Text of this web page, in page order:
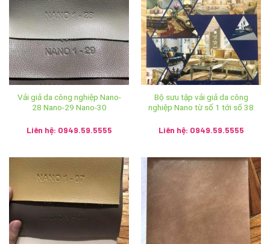
1. Thăm trực tiếp show room và cửa hàng:
Hệ thống Ánh vải giả da
Phone: 024 3928 6052 / 024 3928 5599
Mobile: 036 426 8888 / 0949 59 5555 / 085 753 5555
sales.anhvaigiada@gmail.com
vn/anhvaigiada.com/anhvaigiada.net /anhsimili.com /an
hsimili.vn/anhsimili.com.vn/ sofaanh.vn
CÔNG TY TNHH SX TM DV NGỌC HÂN
MST: 0107440229
Vải giả da công nghiệp Nano-
28 Nano-29 Nano-30
Liên hệ: 0949.59.5555
Bộ sưu tập vải giả da công
nghiệp Nano từ số 1 tới số 38
Liên hệ: 0949.59.5555